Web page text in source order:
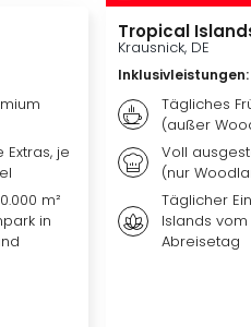
Extras, je
m²
in
Tropical
Krausnick, DE
Inklusivleistungen:
Tägliches
(außer
Voll
(nur
Täglicher
Islands
Abreisetag